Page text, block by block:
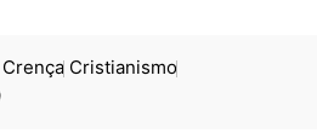
Cristianismo